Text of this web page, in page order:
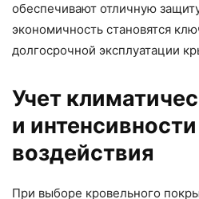
обеспечивают отличную
экономичность становятся
долгосрочной эксплуатации
Учет
и
воздействия
При выборе кровельного